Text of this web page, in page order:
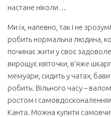
настане ніколи…
Ми їх, напевно, так і не
робить нормальна людина,
починає жити у своє
вирощує квіточки, в’яже
мемуари, сидить у чатах,
робить. Вільного часу –
ростом і
Канта. Можна купити